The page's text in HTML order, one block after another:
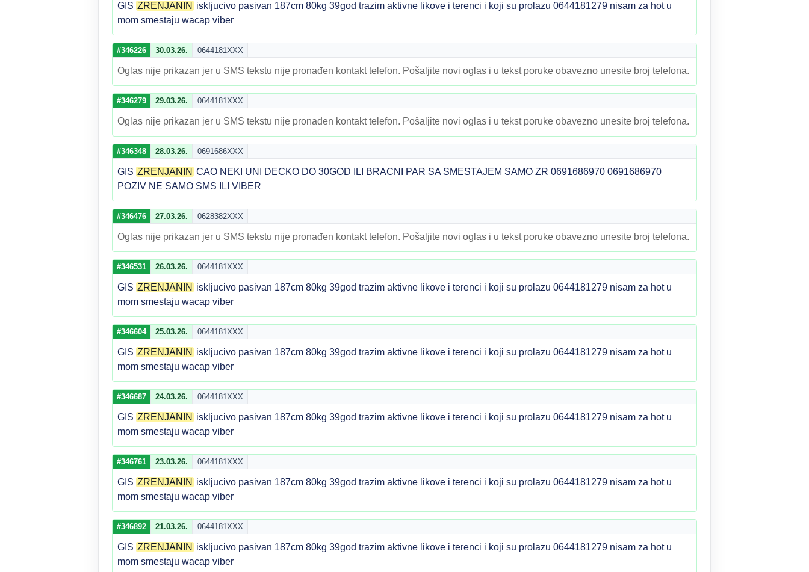
GIS ZRENJANIN iskljucivo pasivan 187cm 80kg 39god trazim aktivne likove i terenci i koji su prolazu 0644181279 nisam za hot u
mom smestaju wacap viber
#346226 30.03.26. 0644181XXX
Oglas nije prikazan jer u SMS tekstu nije pronađen kontakt telefon. Pošaljite novi oglas i u tekst poruke obavezno unesite broj telefona.
#346279 29.03.26. 0644181XXX
Oglas nije prikazan jer u SMS tekstu nije pronađen kontakt telefon. Pošaljite novi oglas i u tekst poruke obavezno unesite broj telefona.
#346348 28.03.26. 0691686XXX
GIS ZRENJANIN CAO NEKI UNI DECKO DO 30GOD ILI BRACNI PAR SA SMESTAJEM SAMO ZR 0691686970 0691686970
POZIV NE SAMO SMS ILI VIBER
#346476 27.03.26. 0628382XXX
Oglas nije prikazan jer u SMS tekstu nije pronađen kontakt telefon. Pošaljite novi oglas i u tekst poruke obavezno unesite broj telefona.
#346531 26.03.26. 0644181XXX
GIS ZRENJANIN iskljucivo pasivan 187cm 80kg 39god trazim aktivne likove i terenci i koji su prolazu 0644181279 nisam za hot u
mom smestaju wacap viber
#346604 25.03.26. 0644181XXX
GIS ZRENJANIN iskljucivo pasivan 187cm 80kg 39god trazim aktivne likove i terenci i koji su prolazu 0644181279 nisam za hot u
mom smestaju wacap viber
#346687 24.03.26. 0644181XXX
GIS ZRENJANIN iskljucivo pasivan 187cm 80kg 39god trazim aktivne likove i terenci i koji su prolazu 0644181279 nisam za hot u
mom smestaju wacap viber
#346761 23.03.26. 0644181XXX
GIS ZRENJANIN iskljucivo pasivan 187cm 80kg 39god trazim aktivne likove i terenci i koji su prolazu 0644181279 nisam za hot u
mom smestaju wacap viber
#346892 21.03.26. 0644181XXX
GIS ZRENJANIN iskljucivo pasivan 187cm 80kg 39god trazim aktivne likove i terenci i koji su prolazu 0644181279 nisam za hot u
mom smestaju wacap viber